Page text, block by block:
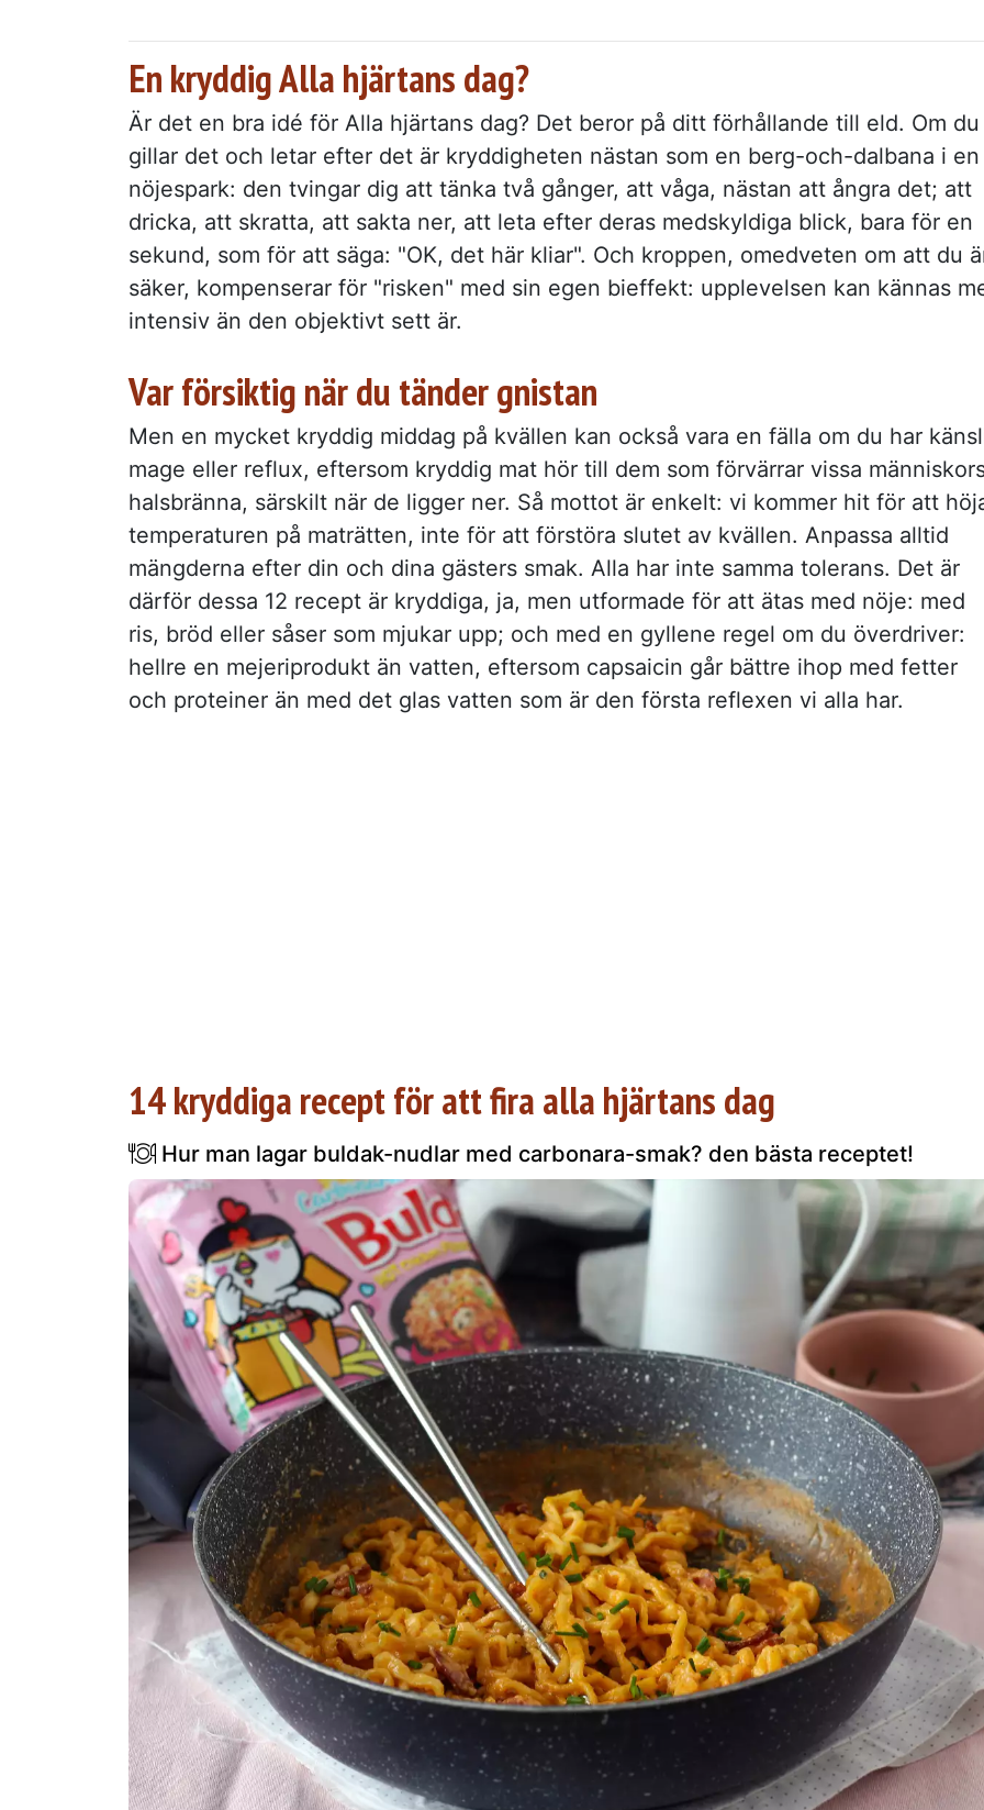
En kryddig Alla hjärtans dag?
Är det en bra idé för Alla hjärtans dag? Det beror på ditt förhållande till eld. Om du
gillar det och letar efter det är kryddigheten nästan som en berg-och-dalbana i en
nöjespark: den tvingar dig att tänka två gånger, att våga, nästan att ångra det; att
dricka, att skratta, att sakta ner, att leta efter deras medskyldiga blick, bara för en
sekund, som för att säga: "OK, det här kliar". Och kroppen, omedveten om att du
säker, kompenserar för "risken" med sin egen bieffekt: upplevelsen kan kännas
intensiv än den objektivt sett är.
Var försiktig när du tänder gnistan
Men en mycket kryddig middag på kvällen kan också vara en fälla om du har
mage eller reflux, eftersom kryddig mat hör till dem som förvärrar vissa
halsbränna, särskilt när de ligger ner. Så mottot är enkelt: vi kommer hit för att
temperaturen på maträtten, inte för att förstöra slutet av kvällen. Anpassa alltid
mängderna efter din och dina gästers smak. Alla har inte samma tolerans. Det är
därför dessa 12 recept är kryddiga, ja, men utformade för att ätas med nöje: med
ris, bröd eller såser som mjukar upp; och med en gyllene regel om du överdriver:
hellre en mejeriprodukt än vatten, eftersom capsaicin går bättre ihop med fetter
och proteiner än med det glas vatten som är den första reflexen vi alla har.
14 kryddiga recept för att fira alla hjärtans dag
Hur man lagar buldak-nudlar med carbonara-smak? den bästa receptet!